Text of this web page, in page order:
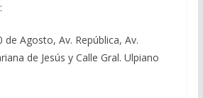
de Agosto, Av. República, Av.
de Jesús y Calle Gral. Ulpiano